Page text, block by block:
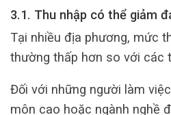
3.1. Thu nhập có thể giảm
Tại nhiều địa phương, mức
thường thấp hơn so với các
Đối với những người làm
môn cao hoặc ngành nghề